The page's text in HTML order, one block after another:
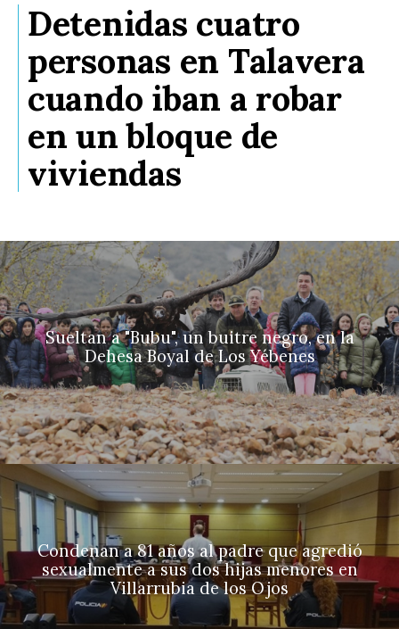
Detenidas cuatro
personas en Talavera
cuando iban a robar
en un bloque de
viviendas
Sueltan a "Bubu", un buitre negro, en la
Dehesa Boyal de Los Yébenes
Condenan a 81 años al padre que agredió
sexualmente a sus dos hijas menores en
Villarrubia de los Ojos